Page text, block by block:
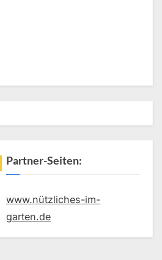
Partner-Seiten:
www.nützliches-im-
garten.de